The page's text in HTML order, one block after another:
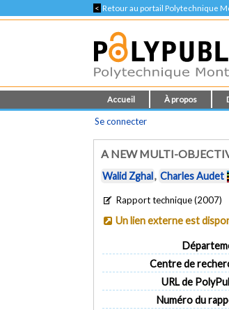
< Retour au portail Polytechnique
Accueil À propos
Se connecter
A NEW MULTI-
Walid Zghal, Charles Audet
Rapport technique (2007)
Un lien externe est
Centre de
URL de
Numéro du